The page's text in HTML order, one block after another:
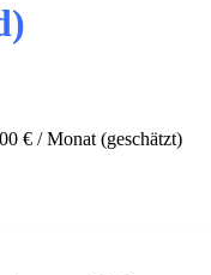
€ / Monat (geschätzt)